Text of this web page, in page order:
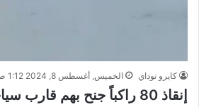
كايرو توداي الخميس, أغسطس 8, 2024 1:12 ص
إنقاذ 80 راكباً جنح بهم قارب سياحي في النيل